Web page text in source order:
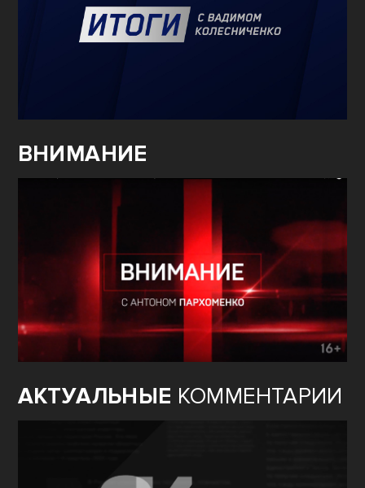
ВНИМАНИЕ
АКТУАЛЬНЫЕ КОММЕНТАРИИ